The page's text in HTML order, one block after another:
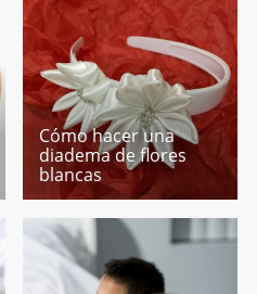
Cómo hacer una
diadema de flores
blancas